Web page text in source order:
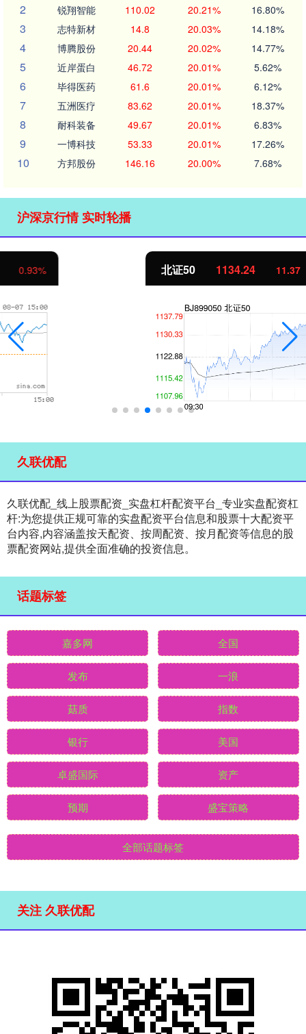
2 锐翔智能 110.02 20.21% 16.80%
3 志特新材 14.8 20.03% 14.18%
4 博腾股份 20.44 20.02% 14.77%
5 近岸蛋白 46.72 20.01% 5.62%
6 毕得医药 61.6 20.01% 6.12%
7 五洲医疗 83.62 20.01% 18.37%
8 耐科装备 49.67 20.01% 6.83%
9 一博科技 53.33 20.01% 17.26%
10 方邦股份 146.16 20.00% 7.68%
沪深京行情 实时轮播
11.37 1.01%
久联优配
久联优配_线上股票配资_实盘杠杆配资平台_专业实盘配资杠
杆:为您提供正规可靠的实盘配资平台信息和股票十大配资平
台内容,内容涵盖按天配资、按周配资、按月配资等信息的股
票配资网站,提供全面准确的投资信息。
话题标签
嘉多网 全国
发布 一浪
菇质 指数
银行 美国
卓盛国际 资产
预期 盛宝策略
全部话题标签
关注 久联优配